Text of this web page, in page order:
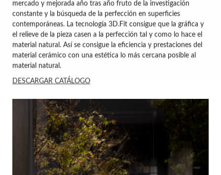
mercado y mejorada año tras año fruto de la investigación
constante y la búsqueda de la perfección en superficies
contemporáneas. La tecnología 3D.Fit consigue que la gráfica y
el relieve de la pieza casen a la perfección tal y como lo hace el
material natural. Así se consigue la eficiencia y prestaciones del
material cerámico con una estética lo más cercana posible al
material natural.
DESCARGAR CATÁLOGO